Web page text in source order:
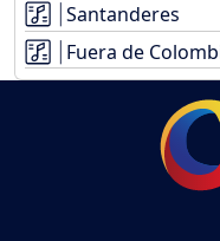
Santanderes
Fuera de